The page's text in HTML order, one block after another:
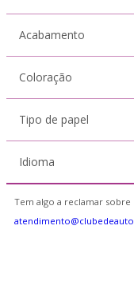
Acabamento
Coloração
Tipo de papel
Idioma
Tem algo a reclamar sobre